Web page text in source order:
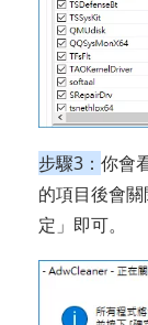
步驟3： 你會
的項目後會
定」即可。